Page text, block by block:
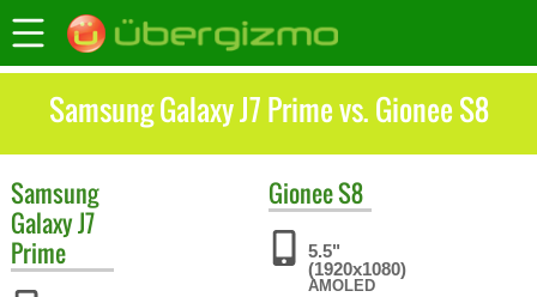
Samsung Galaxy J7 Prime vs. Gionee S8
Samsung
Galaxy J7
Prime
GioneeS8
5.5"
(1920x1080)
AMOLED